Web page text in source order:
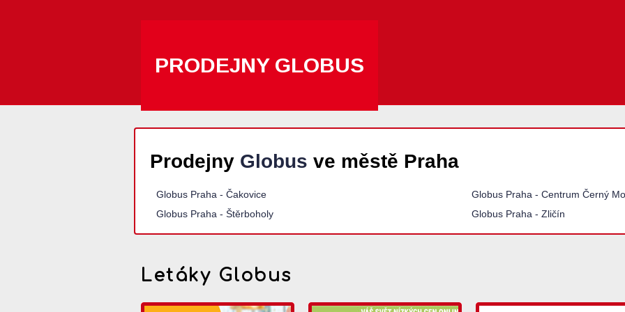
PRODEJNY GLOBUS
Prodejny Globus ve městě Praha
Globus Praha - Čakovice
Globus Praha - Centrum Černý
Globus Praha - Štěrboholy
Globus Praha - Zličín
Letáky Globus